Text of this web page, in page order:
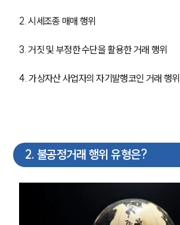
2. 시세조종 매매 행위
3. 거짓 및 부정한 수단을 활용한 거래 행위
4. 가상자산 사업자의 자기발행코인 거래 행위
2. 불공정거래 행위 유형은?